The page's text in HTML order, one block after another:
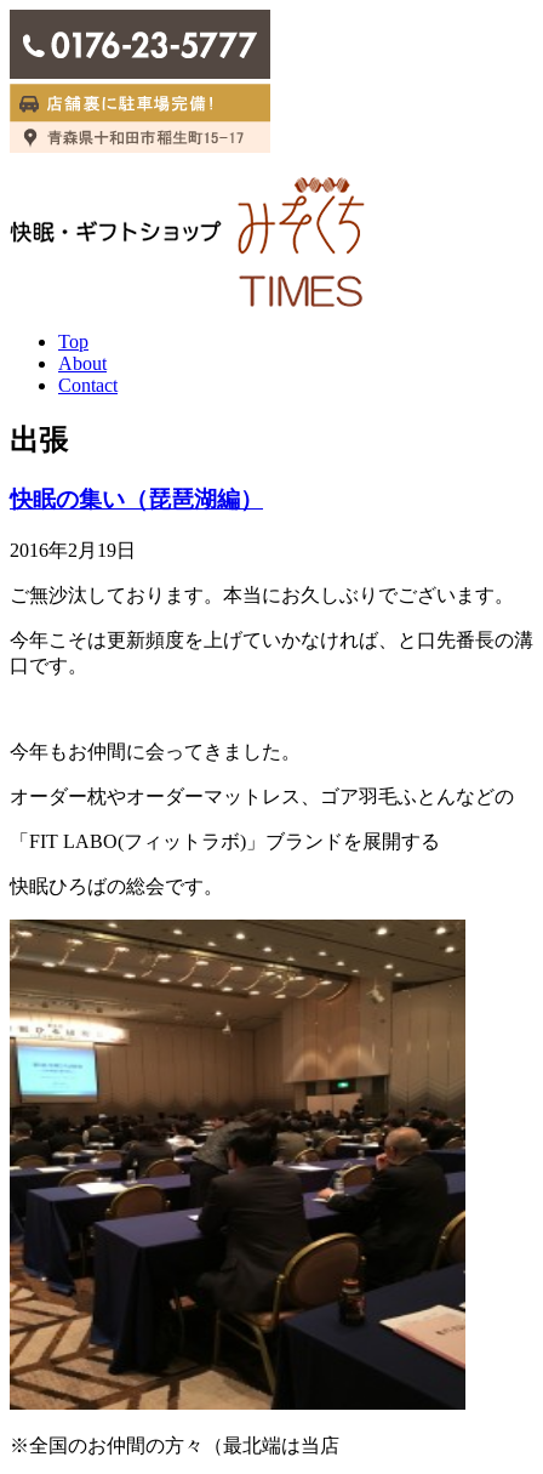
Top
About
Contact
出張
快眠の集い（琵琶湖編）
2016年2月19日
ご無沙汰しております。本当にお久しぶりでございます。
今年こそは更新頻度を上げていかなければ、と口先番長の溝
口です。
今年もお仲間に会ってきました。
オーダー枕やオーダーマットレス、ゴア羽毛ふとんなどの
「FIT LABO(フィットラボ)」ブランドを展開する
快眠ひろばの総会です。
※全国のお仲間の方々（最北端は当店